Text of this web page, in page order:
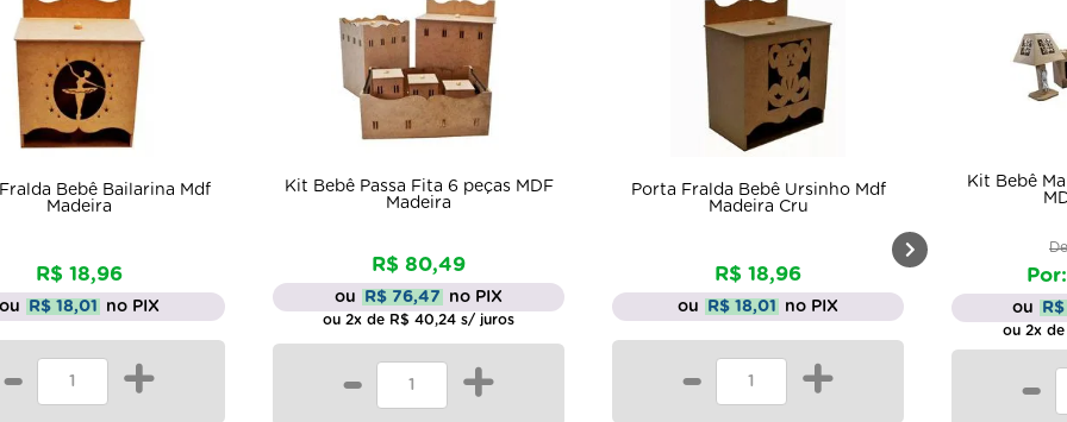
Bebê Bailarina Mdf
Madeira
R$ 18,96
ou R$ 18,01 no PIX
- +
Kit Bebê Passa Fita 6 peças MDF
Madeira
R$ 80,49
ou R$ 76,47 no PIX
ou 2x de R$ 40,24 s/ juros
- +
Porta Fralda Bebê Ursinho Mdf
Madeira Cru
R$ 18,96
ou R$ 18,01 no PIX
- +
Kit Bebê
ou
ou 2x
-